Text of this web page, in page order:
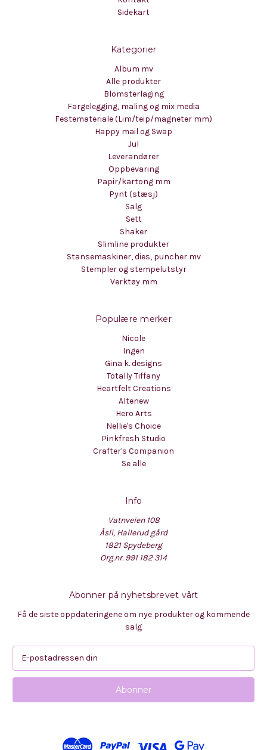
Sidekart
Kategorier
Album mv
Alle produkter
Blomsterlaging
Fargelegging, maling og mix media
Festemateriale (Lim/teip/magneter mm)
Happy mail og Swap
Jul
Leverandører
Oppbevaring
Papir/kartong mm
Pynt (stæsj)
Salg
Sett
Shaker
Slimline produkter
Stansemaskiner, dies, puncher mv
Stempler og stempelutstyr
Verktøy mm
Populære merker
Nicole
Ingen
Gina k. designs
Totally Tiffany
Heartfelt Creations
Altenew
Hero Arts
Nellie's Choice
Pinkfresh Studio
Crafter's Companion
Se alle
Info
Vatnveien 108
Åsli, Hallerud gård
1821 Spydeberg
Org.nr. 991 182 314
Abonner på nyhetsbrevet vårt
Få de siste oppdateringene om nye produkter og kommende
salg
p
s